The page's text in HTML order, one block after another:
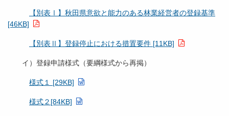
【別表Ⅰ】秋田県意欲と能力のある林業経営者の登録基準
[46KB]
【別表Ⅱ】登録停止における措置要件 [11KB]
イ）登録申請様式（要綱様式から再掲）
様式１ [29KB]
様式２[84KB]